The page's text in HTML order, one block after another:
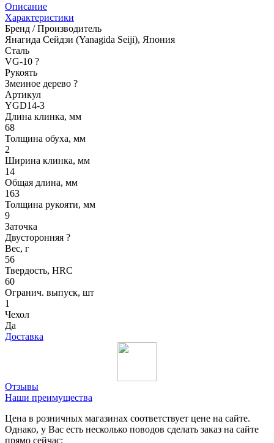
Описание
Характеристики
Бренд / Производитель
Янагида Сейдзи (Yanagida Seiji), Япония
Сталь
VG-10 ?
Рукоять
Змеиное дерево ?
Артикул
YGD14-3
Длина клинка, мм
68
Толщина обуха, мм
2
Ширина клинка, мм
14
Общая длина, мм
163
Толщина рукояти, мм
9
Заточка
Двусторонняя ?
Вес, г
56
Твердость, HRC
60
Огранич. выпуск, шт
1
Чехол
Да
Доставка
Отзывы
Наши преимущества
Цена в розничных магазинах соответствует цене на сайте.
Однако, у Вас есть несколько поводов сделать заказ на сайте
прямо сейчас: